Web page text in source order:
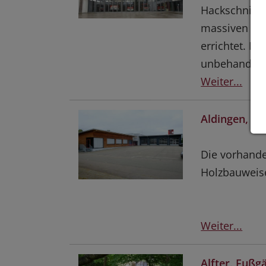
massiven
errichtet.
Weiter...
Aldingen,
Die
Weiter...
Alfter,